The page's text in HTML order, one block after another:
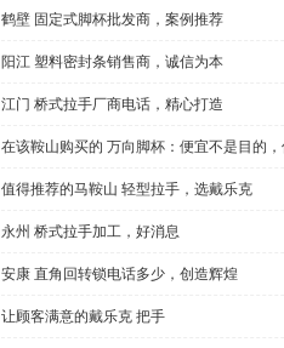
鹤壁 固定式脚杯批发商，案例推荐
阳江 塑料密封条销售商，诚信为本
江门 桥式拉手厂商电话，精心打造
在该鞍山购买的 万向脚杯：便宜不是目的
值得推荐的马鞍山 轻型拉手，选戴乐克
永州 桥式拉手加工，好消息
安康 直角回转锁电话多少，创造辉煌
让顾客满意的戴乐克 把手